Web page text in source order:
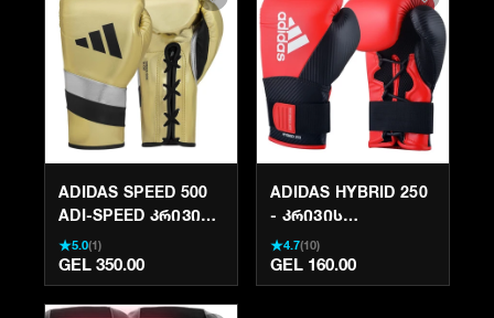
ADIDAS SPEED 500
ADI-SPEED ᲙᲠᲘᲕᲘᲡ
ᲮᲔᲚᲗᲐᲗᲛᲐᲜᲔᲑᲘ |
ᲜᲐᲢᲣᲠᲐᲚᲣᲠᲘ
ᲢᲧᲐᲕᲘ
★5.0(1)
GEL 350.00
ADIDAS HYBRID 250
- ᲙᲠᲘᲕᲘᲡ
ᲡᲐᲕᲐᲠᲯᲘᲨᲝ
ᲮᲔᲚᲗᲐᲗᲛᲐᲜᲔᲑᲘ |
KRIVI.GE
★4.7(10)
GEL 160.00